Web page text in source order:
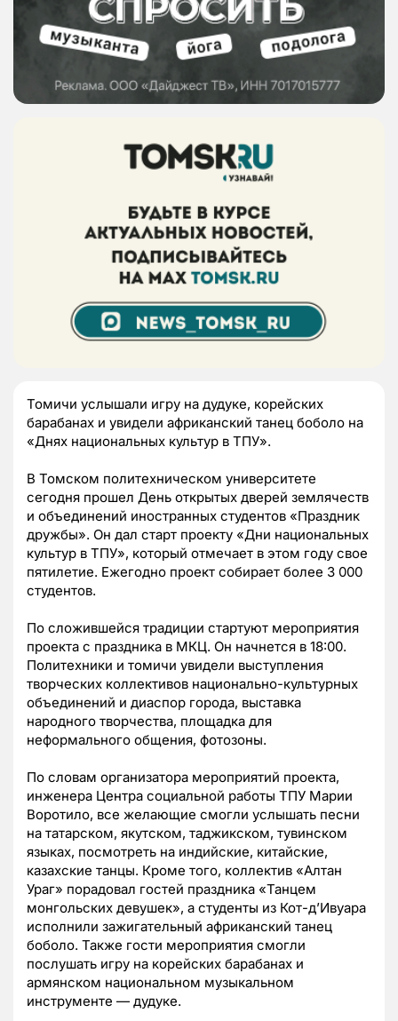
Томичи услышали игру на дудуке, корейских
барабанах и увидели африканский танец боболо на
«Днях национальных культур в ТПУ».
В Томском политехническом университете
сегодня прошел День открытых дверей землячеств
и объединений иностранных студентов «Праздник
дружбы». Он дал старт проекту «Дни национальных
культур в ТПУ», который отмечает в этом году свое
пятилетие. Ежегодно проект собирает более 3 000
студентов.
По сложившейся традиции стартуют мероприятия
проекта с праздника в МКЦ. Он начнется в 18:00.
Политехники и томичи увидели выступления
творческих коллективов национально-культурных
объединений и диаспор города, выставка
народного творчества, площадка для
неформального общения, фотозоны.
По словам организатора мероприятий проекта,
инженера Центра социальной работы ТПУ Марии
Воротило, все желающие смогли услышать песни
на татарском, якутском, таджикском, тувинском
языках, посмотреть на индийские, китайские,
казахские танцы. Кроме того, коллектив «Алтан
Ураг» порадовал гостей праздника «Танцем
монгольских девушек», а студенты из Кот-д’Ивуара
исполнили зажигательный африканский танец
боболо. Также гости мероприятия смогли
послушать игру на корейских барабанах и
армянском национальном музыкальном
инструменте — дудуке.